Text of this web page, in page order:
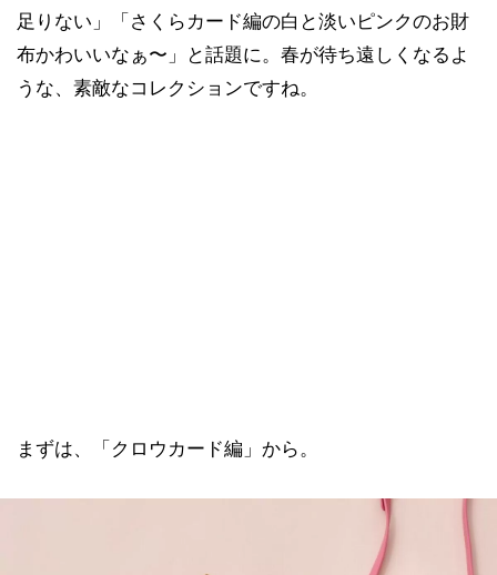
足りない」「さくらカード編の白と淡いピンクのお財
布かわいいなぁ〜」と話題に。春が待ち遠しくなるよ
うな、素敵なコレクションですね。
まずは、「クロウカード編」から。